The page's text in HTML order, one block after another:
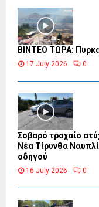
ΒΙΝΤΕΟ ΤΩΡΑ:
17 July 2026 0
Σοβαρό τροχαίο
Νέα Τίρυνθα
οδηγού
16 July 2026 0